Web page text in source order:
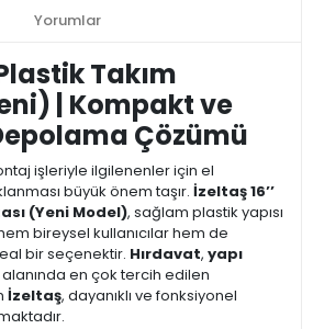
Yorumlar
Takım
| Kompakt ve
Çözümü
işleriyle ilgilenenler için el
büyük önem taşır. İzeltaş 16’’
(Yeni Model), sağlam plastik yapısı
bireysel kullanıcılar hem de
bir seçenektir. Hırdavat, yapı
en çok tercih edilen
İzeltaş, dayanıklı ve fonksiyonel